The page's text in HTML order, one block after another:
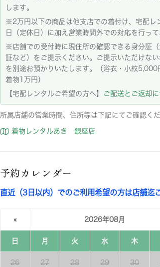
します。
※2万円以下の商品は他支店での着付け、宅配レ
日（定休日）に加え営業時間外での対応を行って
※店舗での受付時に現住所の確認できる身分証
証など）をご提示ください。ご提示いただけな
を別途お預かりいたします。（浴衣・小紋5,000
着物1万円）
【宅配レンタルご希望の方へ】
ご配送とご返却
所属店舗の営業時間、住所等は下記にてご確認くだ
着物レンタルあき 銀座店
予約カレンダー
直近（3日以内）でのご利用希望の方は店舗迄
« 2026年08月
日 月 火 水 木
26 27 28 29 30